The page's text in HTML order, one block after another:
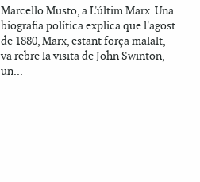
Marcello Musto, a L'últim Marx. Una
biografia política explica que l'agost
de 1880, Marx, estant força malalt,
va rebre la visita de John Swinton,
un...